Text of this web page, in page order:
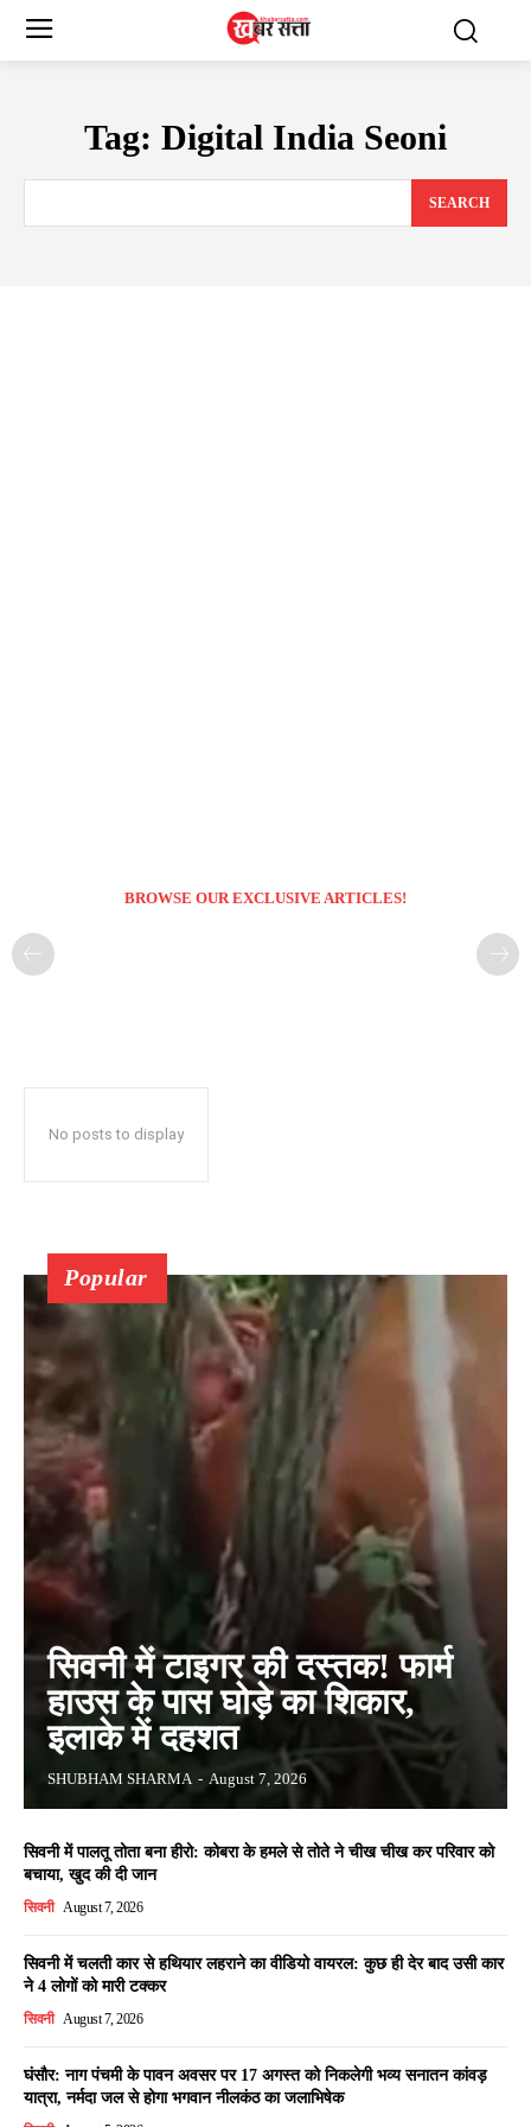
Tag: Digital India Seoni
SEARCH
BROWSE OUR EXCLUSIVE ARTICLES!
No posts to display
Popular
सिवनी में टाइगर की दस्तक! फार्म
हाउस के पास घोड़े का शिकार,
इलाके में दहशत
SHUBHAM SHARMA - August 7, 2026
सिवनी में पालतू तोता बना हीरो: कोबरा के हमले से तोते ने चीख चीख कर परिवार को
बचाया, खुद की दी जान
सिवनी August 7, 2026
सिवनी में चलती कार से हथियार लहराने का वीडियो वायरल: कुछ ही देर बाद उसी कार
ने 4 लोगों को मारी टक्कर
सिवनी August 7, 2026
घंसौर: नाग पंचमी के पावन अवसर पर 17 अगस्त को निकलेगी भव्य सनातन कांवड़
यात्रा, नर्मदा जल से होगा भगवान नीलकंठ का जलाभिषेक